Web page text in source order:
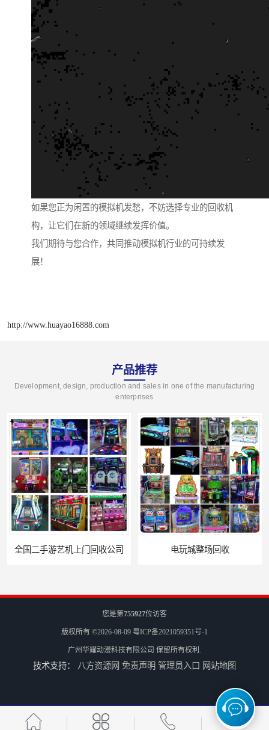
如果您正为闲置的模拟机发愁，不妨选择专业的回收机
构，让它们在新的领域继续发挥价值。
我们期待与您合作，共同推动模拟机行业的可持续发
展！
http://www.huayao16888.com
产品推荐
Development, design, production and sales in one of the manufacturing
enterprises
电玩城整场回收 儿童机回收
游戏厅设备回收
您是第755927位访客
版权所有 ©2026-08-09 粤ICP备2021059351号-1
广州华耀动漫科技有限公司 保留所有权利.
技术支持： 八方资源网 免责声明 管理员入口 网站地图